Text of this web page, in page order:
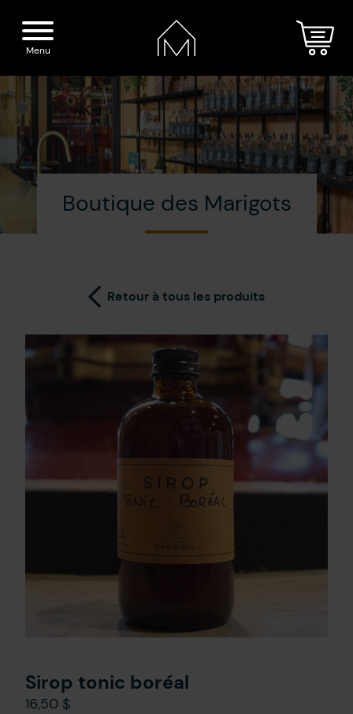
Accueil
Nos spiritueux
La Distillerie
Boutique
Blogue
Nous joindre
Menu
Boutique des Marigots
Retour à tous les produits
Sirop tonic boréal
16,50 $